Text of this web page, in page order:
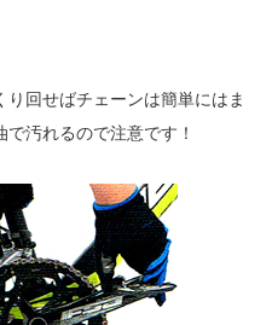
回せばチェーンは簡単にはま
汚れるので注意です！